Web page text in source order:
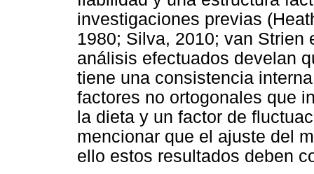
investigaciones previas
1980; Silva, 2010; van Strien
análisis efectuados develan
tiene una consistencia
factores no ortogonales que
la dieta y un factor de
mencionar que el ajuste del
ello estos resultados deben